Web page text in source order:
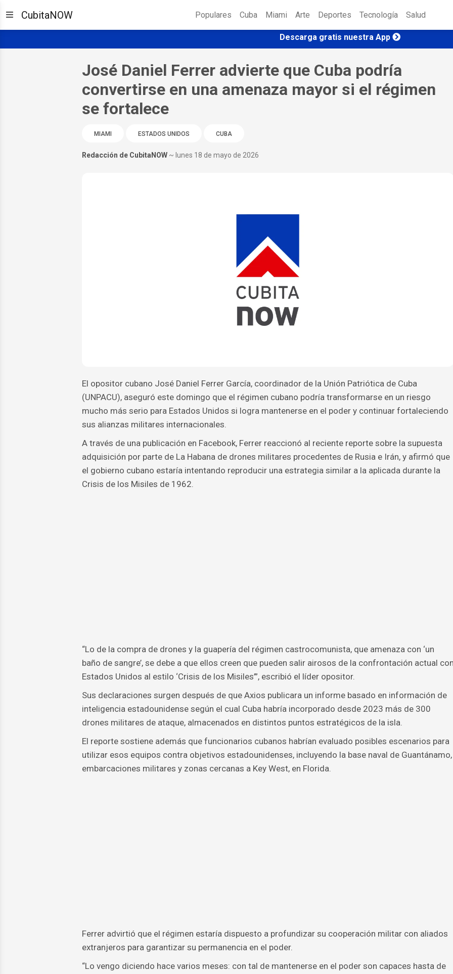
CubitaNOW Populares Cuba Miami Arte Deportes Tecnología Salud
Descarga gratis nuestra App
José Daniel Ferrer advierte que Cuba podría
convertirse en una amenaza mayor si el régimen
se fortalece
MIAMI ESTADOS UNIDOS CUBA
Redacción de CubitaNOW ~ lunes 18 de mayo de 2026
El opositor cubano José Daniel Ferrer García, coordinador de la Unión Patriótica de Cuba
(UNPACU), aseguró este domingo que el régimen cubano podría transformarse en un riesgo
mucho más serio para Estados Unidos si logra mantenerse en el poder y continuar fortaleciendo
sus alianzas militares internacionales.
A través de una publicación en Facebook, Ferrer reaccionó al reciente reporte sobre la supuesta
adquisición por parte de La Habana de drones militares procedentes de Rusia e Irán, y afirmó que
el gobierno cubano estaría intentando reproducir una estrategia similar a la aplicada durante la
Crisis de los Misiles de 1962.
“Lo de la compra de drones y la guapería del régimen castrocomunista, que amenaza con ‘un
baño de sangre’, se debe a que ellos creen que pueden salir airosos de la confrontación actual
Estados Unidos al estilo ‘Crisis de los Misiles’”, escribió el líder opositor.
Sus declaraciones surgen después de que Axios publicara un informe basado en información de
inteligencia estadounidense según el cual Cuba habría incorporado desde 2023 más de 300
drones militares de ataque, almacenados en distintos puntos estratégicos de la isla.
El reporte sostiene además que funcionarios cubanos habrían evaluado posibles escenarios para
utilizar esos equipos contra objetivos estadounidenses, incluyendo la base naval de Guantánamo,
embarcaciones militares y zonas cercanas a Key West, en Florida.
Ferrer advirtió que el régimen estaría dispuesto a profundizar su cooperación militar con aliados
extranjeros para garantizar su permanencia en el poder.
“Lo vengo diciendo hace varios meses: con tal de mantenerse en el poder son capaces hasta de